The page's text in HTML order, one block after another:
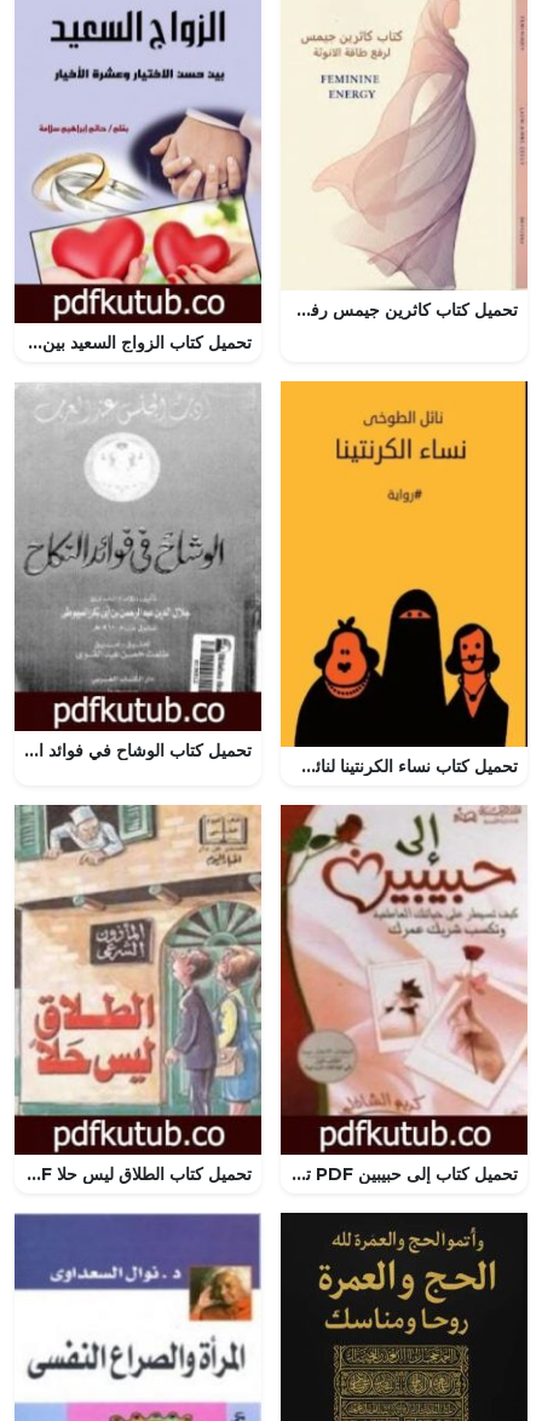
تحميل كتاب كاثرين جيمس رفع طاقة الأنوثة بصيغة PDF مجانا
تحميل كتاب الزواج السعيد بين حسن الاختيار وعشرة الأخيار PDF تأليف حاتم سلامة مجانا [كامل]
تحميل كتاب نساء الكرنتينا لنائل الطوخي بصيغة PDF مجانا
تحميل كتاب الوشاح في فوائد النكاح PDF تأليف جلال الدين السيوطي مجانا [كامل]
تحميل كتاب إلى حبيبين PDF تأليف كريم الشاذلي مجانا [كامل] تحميل كتاب الطلاق ليس حلا PDF تأليف عادل صادق مجانا [كامل]